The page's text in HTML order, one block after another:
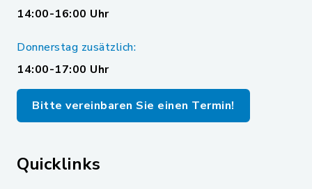
14:00-16:00 Uhr
Donnerstag zusätzlich:
14:00-17:00 Uhr
Bitte vereinbaren Sie einen Termin!
Quicklinks